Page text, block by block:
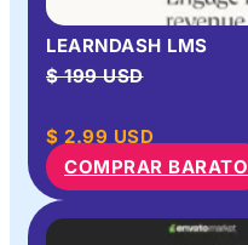
LEARNDASH LMS
$ 199 USD
$ 2.99 USD
COMPRAR BARATO